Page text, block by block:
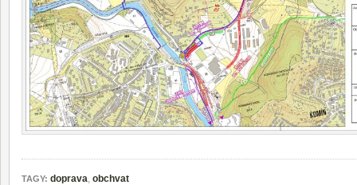
TAGY: doprava, obchvat